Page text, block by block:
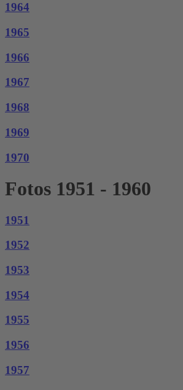
1964
1965
1966
1967
1968
1969
1970
Fotos 1951 - 1960
1951
1952
1953
1954
1955
1956
1957